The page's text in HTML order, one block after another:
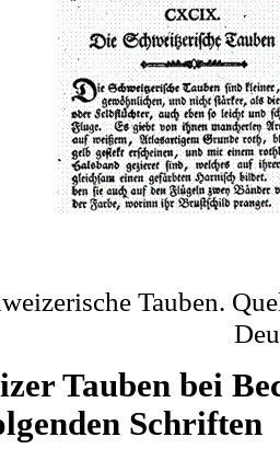
Tauben.
Tauben bei
Schriften